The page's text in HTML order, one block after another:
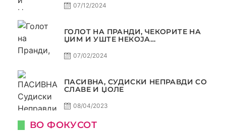
07/12/2024
ГОЛОТ НА ПРАНДИ, ЧЕКОРИТЕ НА
ЏИМ И УШТЕ НЕКОЈА
САМО РАКОМЕТ
07/02/2024
ПАСИВНА, СУДИСКИ НЕПРАВДИ СО
СЛАВЕ И ЏОЛЕ
08/04/2023
ВО ФОКУСОТ